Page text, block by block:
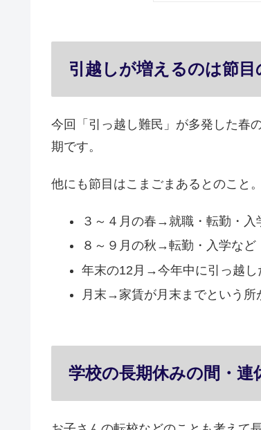
引越しが増えるのは節目
今回「引っ越し難民」が多発した春
期です。
他にも節目はこまごまあるとのこと
３～４月の春→就職・転勤・入
８～９月の秋→転勤・入学など
年末の12月→今年中に引っ越し
月末→家賃が月末までという所
学校の長期休みの間・連